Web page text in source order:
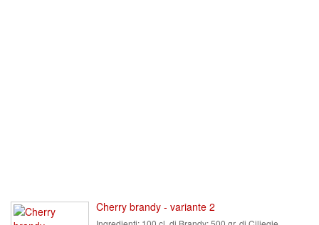
Cherry brandy - variante 2